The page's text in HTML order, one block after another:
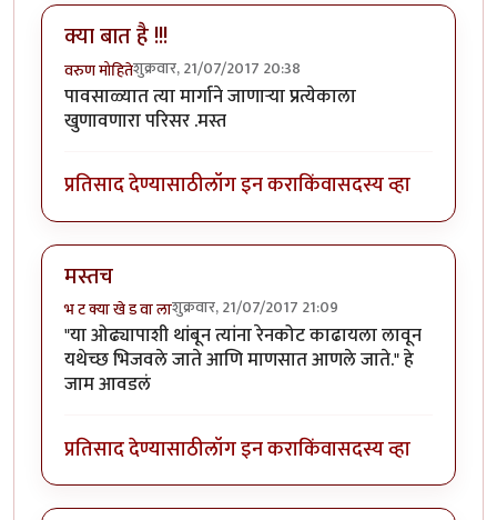
क्या बात है !!!
वरुण मोहितेशुक्रवार, 21/07/2017 20:38
पावसाळ्यात त्या मार्गाने जाणाऱ्या प्रत्येकाला
खुणावणारा परिसर .मस्त
प्रतिसाद देण्यासाठीलॉग इन कराकिंवासदस्य व्हा
मस्तच
भ ट क्या खे ड वा लाशुक्रवार, 21/07/2017 21:09
"या ओढ्यापाशी थांबून त्यांना रेनकोट काढायला लावून
यथेच्छ भिजवले जाते आणि माणसात आणले जाते." हे
जाम आवडलं
प्रतिसाद देण्यासाठीलॉग इन कराकिंवासदस्य व्हा